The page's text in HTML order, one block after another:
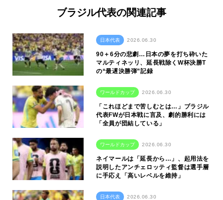
ブラジル代表の関連記事
日本代表 2026.06.30
90＋6分の悲劇…日本の夢を打ち砕いた
マルティネッリ、延長戦除くW杯決勝T
の“最遅決勝弾”記録
ワールドカップ 2026.06.30
「これほどまで苦しむとは…」ブラジル
代表FWが日本戦に言及、劇的勝利には
「全員が団結している」
ワールドカップ 2026.06.30
ネイマールは「延長から…」、起用法を
説明したアンチェロッティ監督は選手層
に手応え「高いレベルを維持」
日本代表 2026.06.30